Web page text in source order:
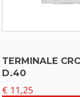
TERMINALE
D.40
€ 11,25